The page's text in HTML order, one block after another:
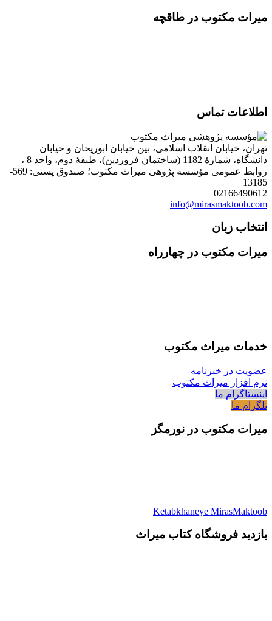
میرات مکتوب در طاقچه
اطلاعات تماس
تهران، خیابان انقلاب اسلامی، بین خیابان ابوریحان و خیابان
دانشگاه، شمارۀ 1182 (ساختمان فروردین)، طبقۀ دوم، واحد 8 ،
روابط عمومی مؤسسه پژوهی میراث مکتوب؛ صندوق پستی: 569-
13185
02166490612
info@mirasmaktoob.com
انتخاب زبان
میرات مکتوب در چهارراه
خدمات میراث مکتوب
عضویت در خبرنامه
نرم افزار میراث مکتوب
اینستاگرام ما
تلگرام ما
میرات مکتوب در نورمگز
Ketabkhaneye MirasMaktoob
بازدید فروشگاه کتاب میراث